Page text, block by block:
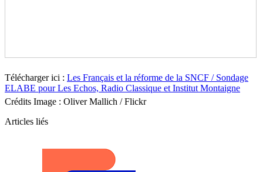
Télécharger ici : Les Français et la réforme de la SNCF / Sondage
ELABE pour Les Echos, Radio Classique et Institut Montaigne
Crédits Image : Oliver Mallich / Flickr
Articles liés